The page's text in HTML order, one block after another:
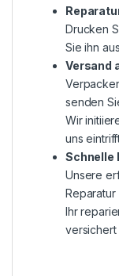
Drucken
Sie ihn
Versand
senden
Wir
uns
Schnelle
Unsere
Reparatur
Ihr
versichert